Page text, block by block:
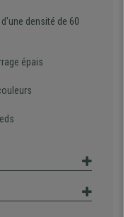
densité de 60
épais